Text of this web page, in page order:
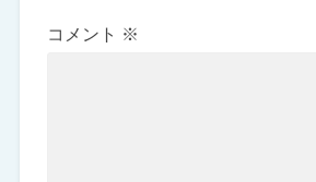
コメント ※